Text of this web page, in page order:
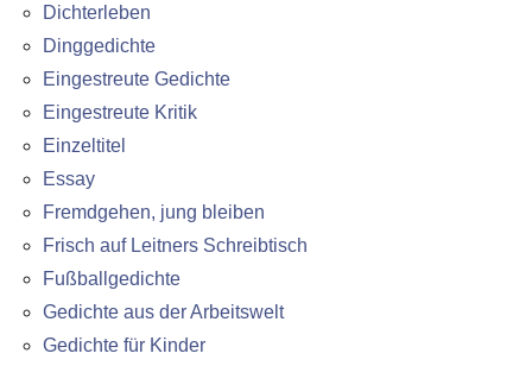
Dichterleben
Dinggedichte
Eingestreute Gedichte
Eingestreute Kritik
Einzeltitel
Essay
Fremdgehen, jung bleiben
Frisch auf Leitners Schreibtisch
Fußballgedichte
Gedichte aus der Arbeitswelt
Gedichte für Kinder